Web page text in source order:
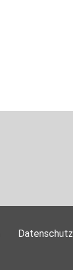
Datenschutz